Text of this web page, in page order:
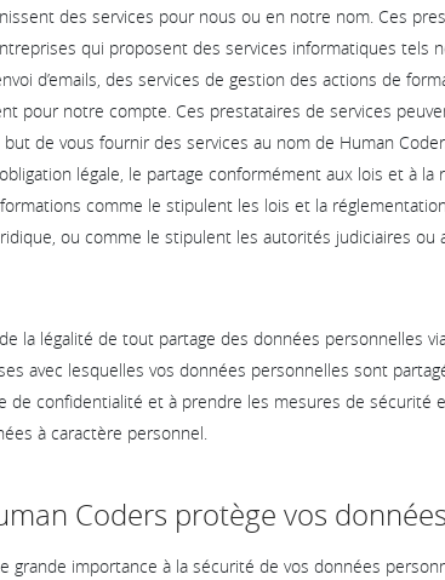
des services pour nous ou en notre nom. Ces
qui proposent des services informatiques tels
d’emails, des services de gestion des actions de
pour notre compte. Ces prestataires de services
de vous fournir des services au nom de Human
légale, le partage conformément aux lois et à la
comme le stipulent les lois et la
ou comme le stipulent les autorités judiciaires ou
de la légalité de tout partage des données personnelles
avec lesquelles vos données personnelles sont
de confidentialité et à prendre les mesures de sécurité
à caractère personnel.
Coders protège vos
grande importance à la sécurité de vos données